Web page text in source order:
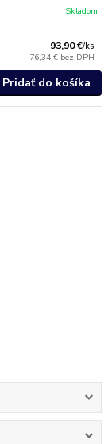
93,90 €/ks
76,34 € bez DPH
Skladom
Pridať do košíka